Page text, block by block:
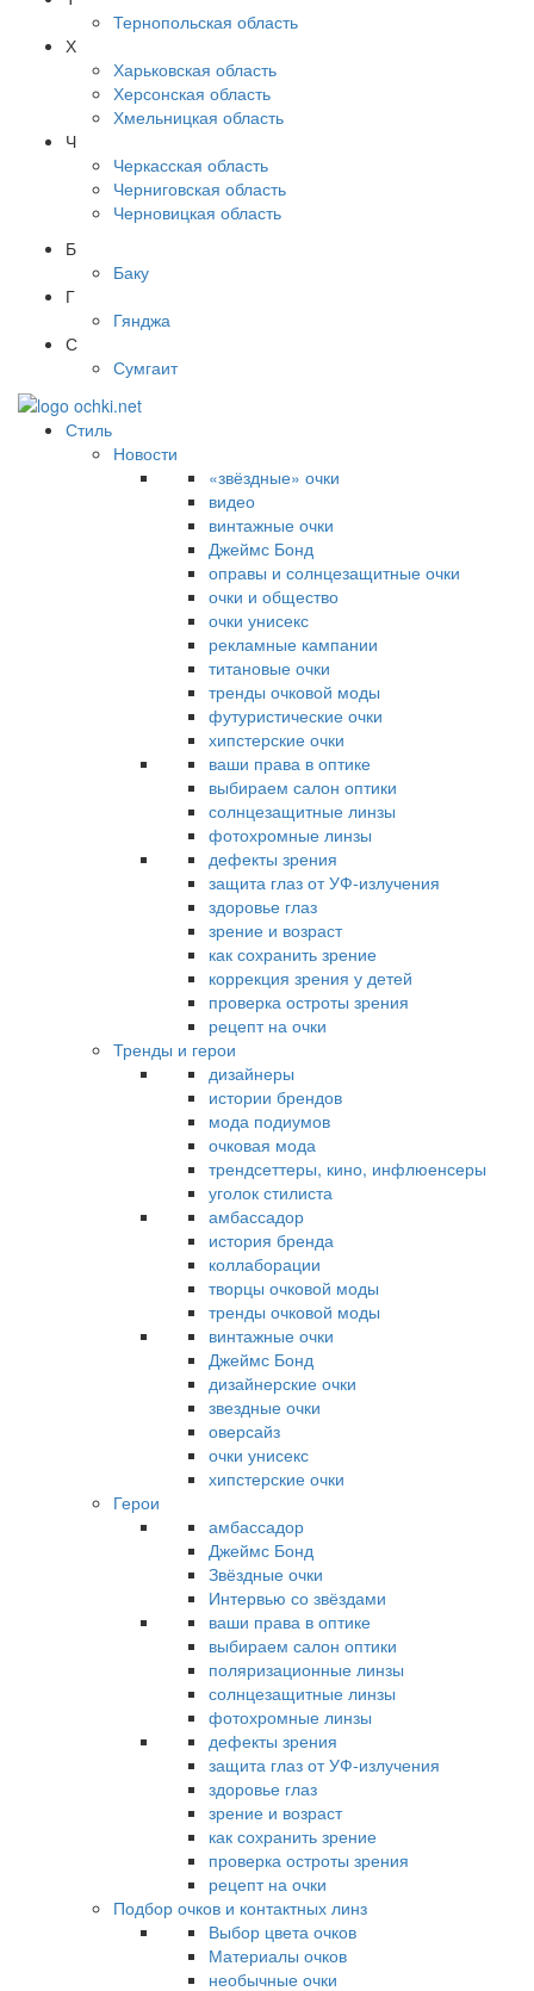
Тернопольская область
Х
Харьковская область
Херсонская область
Хмельницкая область
Ч
Черкасская область
Черниговская область
Черновицкая область
Б
Баку
Г
Гянджа
С
Сумгаит
Стиль
Новости
«звёздные» очки
видео
винтажные очки
Джеймс Бонд
оправы и солнцезащитные очки
очки и общество
очки унисекс
рекламные кампании
титановые очки
тренды очковой моды
футуристические очки
хипстерские очки
ваши права в оптике
выбираем салон оптики
солнцезащитные линзы
фотохромные линзы
дефекты зрения
защита глаз от УФ-излучения
здоровье глаз
зрение и возраст
как сохранить зрение
коррекция зрения у детей
проверка остроты зрения
рецепт на очки
Тренды и герои
дизайнеры
истории брендов
мода подиумов
очковая мода
трендсеттеры, кино, инфлюенсеры
уголок стилиста
амбассадор
история бренда
коллаборации
творцы очковой моды
тренды очковой моды
винтажные очки
Джеймс Бонд
дизайнерские очки
звездные очки
оверсайз
очки унисекс
хипстерские очки
Герои
амбассадор
Джеймс Бонд
Звёздные очки
Интервью со звёздами
ваши права в оптике
выбираем салон оптики
поляризационные линзы
солнцезащитные линзы
фотохромные линзы
дефекты зрения
защита глаз от УФ-излучения
здоровье глаз
зрение и возраст
как сохранить зрение
проверка остроты зрения
рецепт на очки
Подбор очков и контактных линз
Выбор цвета очков
Материалы очков
необычные очки